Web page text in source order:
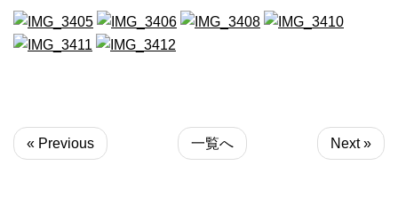
« Previous 一覧へ Next »